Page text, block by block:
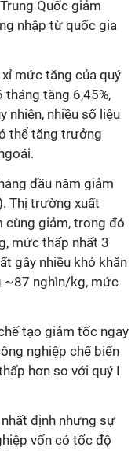
Quốc giảm
nhập từ quốc gia
xỉ mức tăng của quý
tăng 6,45%,
nhiên, nhiều số liệu
thể tăng trưởng
đầu năm giảm
Thị trường xuất
cùng giảm, trong đó
mức thấp nhất 3
gây nhiều khó khăn
~87 nghìn/kg, mức
tạo giảm tốc ngay
nghiệp chế biến
hơn so với quý I
định nhưng sự
vốn có tốc độ